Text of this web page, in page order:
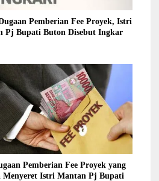
Pemberian Fee Proyek, Istri
Pj Bupati Buton Disebut Ingkar
Pemberian Fee Proyek yang
Menyeret Istri Mantan Pj Bupati